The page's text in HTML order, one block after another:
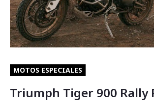
MOTOS ESPECIALES
Triumph Tiger 900 Rally